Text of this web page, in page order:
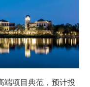
端项目典范，预计投